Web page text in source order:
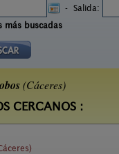
- Salida:
más buscadas
(Cáceres)
CERCANOS :